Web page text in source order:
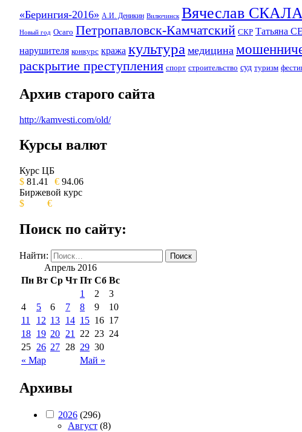
«Берингия-2016» А.И. Деникин Вилючинск Вячеслав
Новый год Осаго Петропавловск-Камчатский СКР Татьяна
нарушителя конкурс кража культура медицина
раскрытие преступления спорт строительство суд туризм
Архив старого сайта
http://kamvesti.com/old/
ОБЩЕСТВЕННО-ПОЛИТИЧЕСКОЕ
Курсы валют
Курс ЦБ
$ 81.41 € 94.06
Биржевой курс
$
€
Поиск по сайту:
Найти:
Апрель 2016
Пн Вт Ср Чт Пт Сб Вс
« Мар Май »
1 2
3
4
5 6 7 8 9
10
11
12 13 14 15 16 17
18 19 20 21 22 23 24
25 26 27 28 29 30
Архивы
2026 (296)
Август (8)